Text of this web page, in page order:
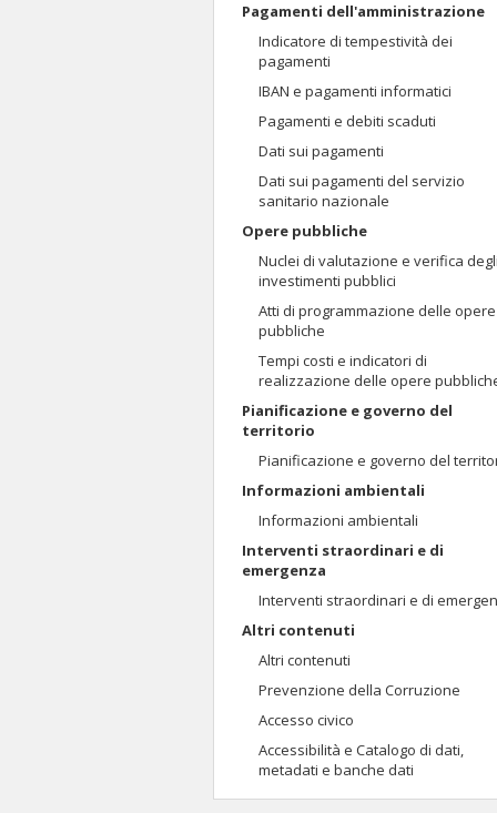
Pagamenti dell'amministrazione
Indicatore di tempestività dei
pagamenti
IBAN e pagamenti informatici
Pagamenti e debiti scaduti
Dati sui pagamenti
Dati sui pagamenti del servizio
sanitario nazionale
Opere pubbliche
Nuclei di valutazione e verifica degli
investimenti pubblici
Atti di programmazione delle opere
pubbliche
Tempi costi e indicatori di
realizzazione delle opere
Pianificazione e governo del
territorio
Pianificazione e governo del
Informazioni ambientali
Informazioni ambientali
Interventi straordinari e di
emergenza
Interventi straordinari e di
Altri contenuti
Altri contenuti
Prevenzione della Corruzione
Accesso civico
Accessibilità e Catalogo di dati,
metadati e banche dati